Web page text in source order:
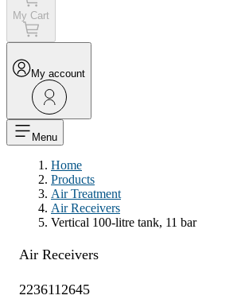
My Cart
My account
Menu
Home
Products
Air Treatment
Air Receivers
Vertical 100-litre tank, 11 bar
Air Receivers
2236112645